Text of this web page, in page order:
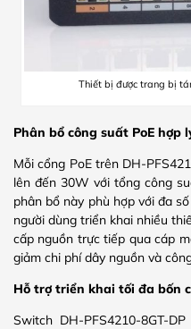
Thiết bị được trang bị
Phân bổ công suất PoE
Mỗi cổng PoE trên DH-
lên đến 30W với tổng công
phân bổ này phù hợp với đa
người dùng triển khai nhiều
cấp nguồn trực tiếp qua cáp
giảm chi phí dây nguồn và
Hỗ trợ triển khai tối đa bốn
Switch DH-PFS4210-8GT-